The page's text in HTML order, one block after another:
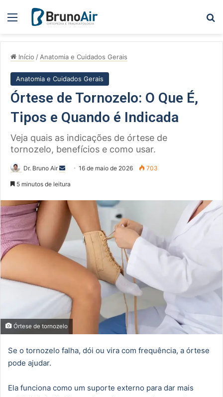
Menu
Início / Anatomia e Cuidados Gerais
Anatomia e Cuidados Gerais
Órtese de Tornozelo: O Que É,
Tipos e Quando é Indicada
Veja quais as indicações de órtese de
tornozelo, benefícios e como usar.
Dr. Bruno Air
Mande
mail
16 de maio de 2026 703
5 minutos de leitura
Órtese de tornozelo
Se o tornozelo falha, dói ou vira com frequência, a órtese
pode ajudar.
Ela funciona como um suporte externo para dar mais